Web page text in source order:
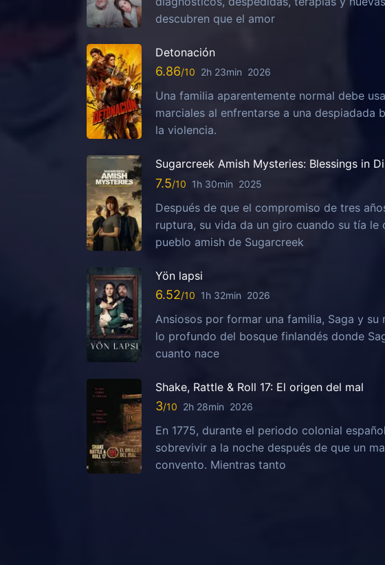
descubren que el amor
Detonación
6.86 2h 23min 2026
Una familia aparentemente normal debe
marciales al enfrentarse a una
la violencia.
Sugarcreek Amish Mysteries: Blessings in
7.5 1h 30min 2025
Después de que el compromiso de tres
ruptura, su vida da un giro cuando su tía
pueblo amish de Sugarcreek
Yön lapsi
6.52 1h 32min 2026
Ansiosos por formar una familia, Saga y
lo profundo del bosque finlandés donde
cuanto nace
Shake, Rattle & Roll 17: El origen del mal
3 2h 28min 2026
En 1775, durante el periodo colonial
sobrevivir a la noche después de que un
convento. Mientras tanto